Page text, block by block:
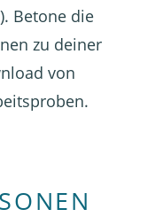
). Betone die
zu deiner
von